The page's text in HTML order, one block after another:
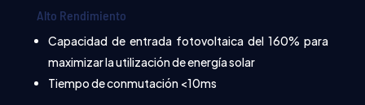
Alto Rendimiento
Capacidad de entrada fotovoltaica del 160% para
maximizar la utilización de energía solar
Tiempo de conmutación <10ms